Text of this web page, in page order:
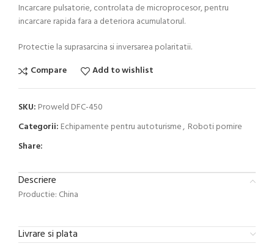
Incarcare pulsatorie, controlata de microprocesor, pentru
incarcare rapida fara a deteriora acumulatorul.
Protectie la suprasarcina si inversarea polaritatii.
Compare
Add to wishlist
SKU: Proweld DFC-450
Categorii: Echipamente pentru autoturisme, Roboti pornire
Share:
Descriere
Productie: China
Livrare si plata